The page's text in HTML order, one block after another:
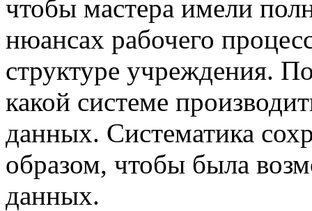
чтобы мастера имели
нюансах рабочего
структуре учреждения.
какой системе
данных. Систематика
образом, чтобы была
данных.